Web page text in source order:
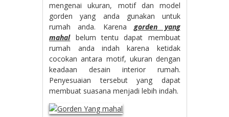
mengenai ukuran, motif dan model
gorden yang anda gunakan untuk
rumah anda. Karenagorden yang
mahalbelum tentu dapat membuat
rumah anda indah karena ketidak
cocokan antara motif, ukuran dengan
keadaan desain interior rumah.
Penyesuaian tersebut yang dapat
membuat suasana menjadi lebih indah.